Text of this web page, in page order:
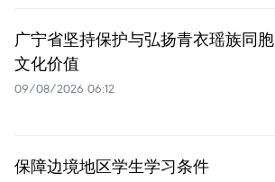
广宁省坚持保护与弘扬青衣瑶族同胞
文化价值
09/08/2026 06:12
保障边境地区学生学习条件